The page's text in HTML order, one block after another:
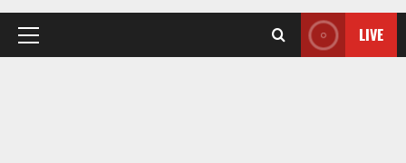
Primary
LIVE